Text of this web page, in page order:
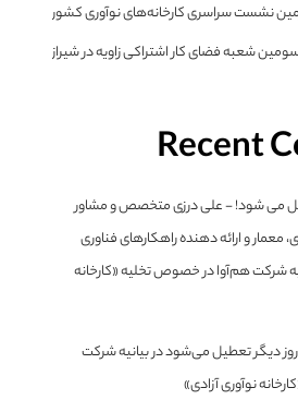
نشست سراسری کارخانه‌های نوآوری کشور
شعبه فضای کار اشتراکی زاویه در شیراز
Recent
می شود! - علی درزی متخصص و مشاور
معمار و ارائه دهنده راهکارهای فناوری
شرکت هم‌آوا در خصوص تخلیه «کارخانه
دربیانیه شرکت
نوآوری آزادی»